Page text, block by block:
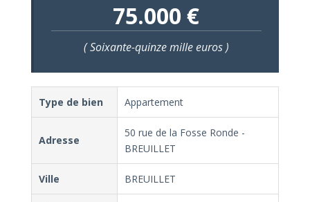
75.000 €
( Soixante-quinze mille euros )
Type de bien Appartement
Adresse
50 rue de la Fosse Ronde -
BREUILLET
Ville BREUILLET